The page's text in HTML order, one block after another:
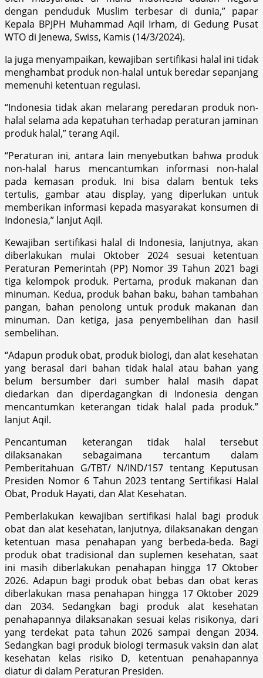
dengan penduduk Muslim terbesar di dunia,” papar
Kepala BPJPH Muhammad Aqil Irham, di Gedung Pusat
WTO di Jenewa, Swiss, Kamis (14/3/2024).
Ia juga menyampaikan, kewajiban sertifikasi halal ini tidak
menghambat produk non-halal untuk beredar sepanjang
memenuhi ketentuan regulasi.
“Indonesia tidak akan melarang peredaran produk non-
halal selama ada kepatuhan terhadap peraturan jaminan
produk halal,” terang Aqil.
“Peraturan ini, antara lain menyebutkan bahwa produk
non-halal harus mencantumkan informasi non-halal
pada kemasan produk. Ini bisa dalam bentuk teks
tertulis, gambar atau display, yang diperlukan untuk
memberikan informasi kepada masyarakat konsumen di
Indonesia,” lanjut Aqil.
Kewajiban sertifikasi halal di Indonesia, lanjutnya, akan
diberlakukan mulai Oktober 2024 sesuai ketentuan
Peraturan Pemerintah (PP) Nomor 39 Tahun 2021 bagi
tiga kelompok produk. Pertama, produk makanan dan
minuman. Kedua, produk bahan baku, bahan tambahan
pangan, bahan penolong untuk produk makanan dan
minuman. Dan ketiga, jasa penyembelihan dan hasil
sembelihan.
“Adapun produk obat, produk biologi, dan alat kesehatan
yang berasal dari bahan tidak halal atau bahan yang
belum bersumber dari sumber halal masih dapat
diedarkan dan diperdagangkan di Indonesia dengan
mencantumkan keterangan tidak halal pada produk.”
lanjut Aqil.
Pencantuman keterangan tidak halal tersebut
dilaksanakan sebagaimana tercantum dalam
Pemberitahuan G/TBT/ N/IND/157 tentang Keputusan
Presiden Nomor 6 Tahun 2023 tentang Sertifikasi Halal
Obat, Produk Hayati, dan Alat Kesehatan.
Pemberlakukan kewajiban sertifikasi halal bagi produk
obat dan alat kesehatan, lanjutnya, dilaksanakan dengan
ketentuan masa penahapan yang berbeda-beda. Bagi
produk obat tradisional dan suplemen kesehatan, saat
ini masih diberlakukan penahapan hingga 17 Oktober
2026. Adapun bagi produk obat bebas dan obat keras
diberlakukan masa penahapan hingga 17 Oktober 2029
dan 2034. Sedangkan bagi produk alat kesehatan
penahapannya dilaksanakan sesuai kelas risikonya, dari
yang terdekat pata tahun 2026 sampai dengan 2034.
Sedangkan bagi produk biologi termasuk vaksin dan alat
kesehatan kelas risiko D, ketentuan penahapannya
diatur di dalam Peraturan Presiden.